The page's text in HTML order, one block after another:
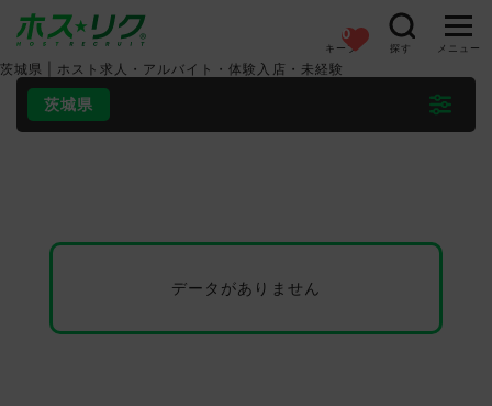
0
キープ 探す メニュー
茨城県 | ホスト求人・アルバイト・体験入店・未経験
茨城県
データがありません